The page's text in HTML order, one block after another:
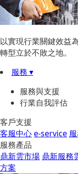
以實現行業關鍵效益
轉型立於不敗之地。
服務 ▾
服務與支援
行業自我評估
客戶支援
客服中心e-service
服務產品
鼎新雲市場 鼎新服務
方案